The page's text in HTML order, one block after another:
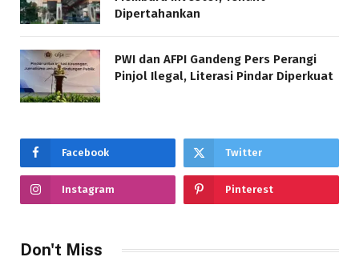
Dipertahankan
PWI dan AFPI Gandeng Pers Perangi
Pinjol Ilegal, Literasi Pindar Diperkuat
Facebook Twitter
Instagram Pinterest
Don't Miss